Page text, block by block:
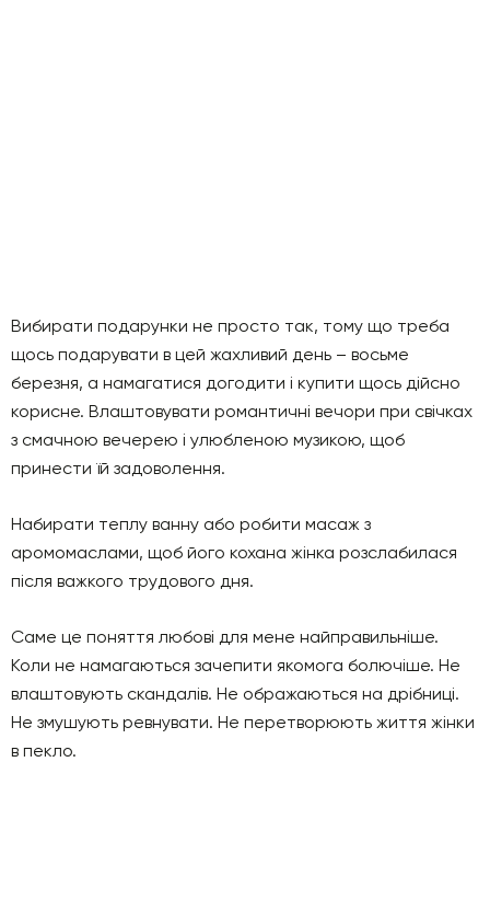
Вибирати подарунки не просто так, тому що треба
щось подарувати в цей жахливий день – восьме
березня, а намагатися догодити і купити щось дійсно
корисне. Влаштовувати романтичні вечори при свічках
з смачною вечерею і улюбленою музикою, щоб
принести їй задоволення.
Набирати теплу ванну або робити масаж з
аромомаслами, щоб його кохана жінка розслабилася
після важкого трудового дня.
Саме це поняття любові для мене найправильніше.
Коли не намагаються зачепити якомога болючіше. Не
влаштовують скандалів. Не ображаються на дрібниці.
Не змушують ревнувати. Не перетворюють життя жінки
в пекло.